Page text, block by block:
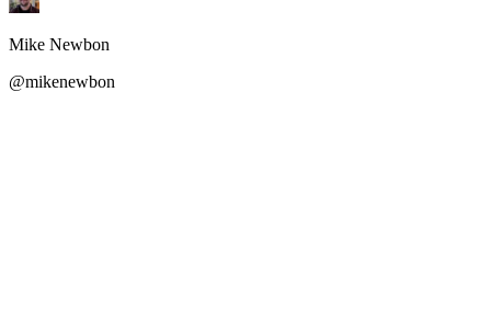
Mike Newbon
@mikenewbon